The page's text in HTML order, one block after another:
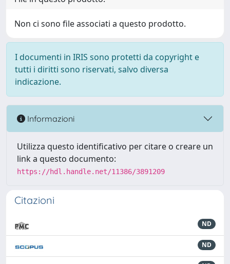
Non ci sono file associati a questo prodotto.
I documenti in IRIS sono protetti da copyright e
tutti i diritti sono riservati, salvo diversa
indicazione.
Informazioni
Utilizza questo identificativo per citare o creare un
link a questo documento:
https://hdl.handle.net/11386/3891209
Citazioni
ND
ND